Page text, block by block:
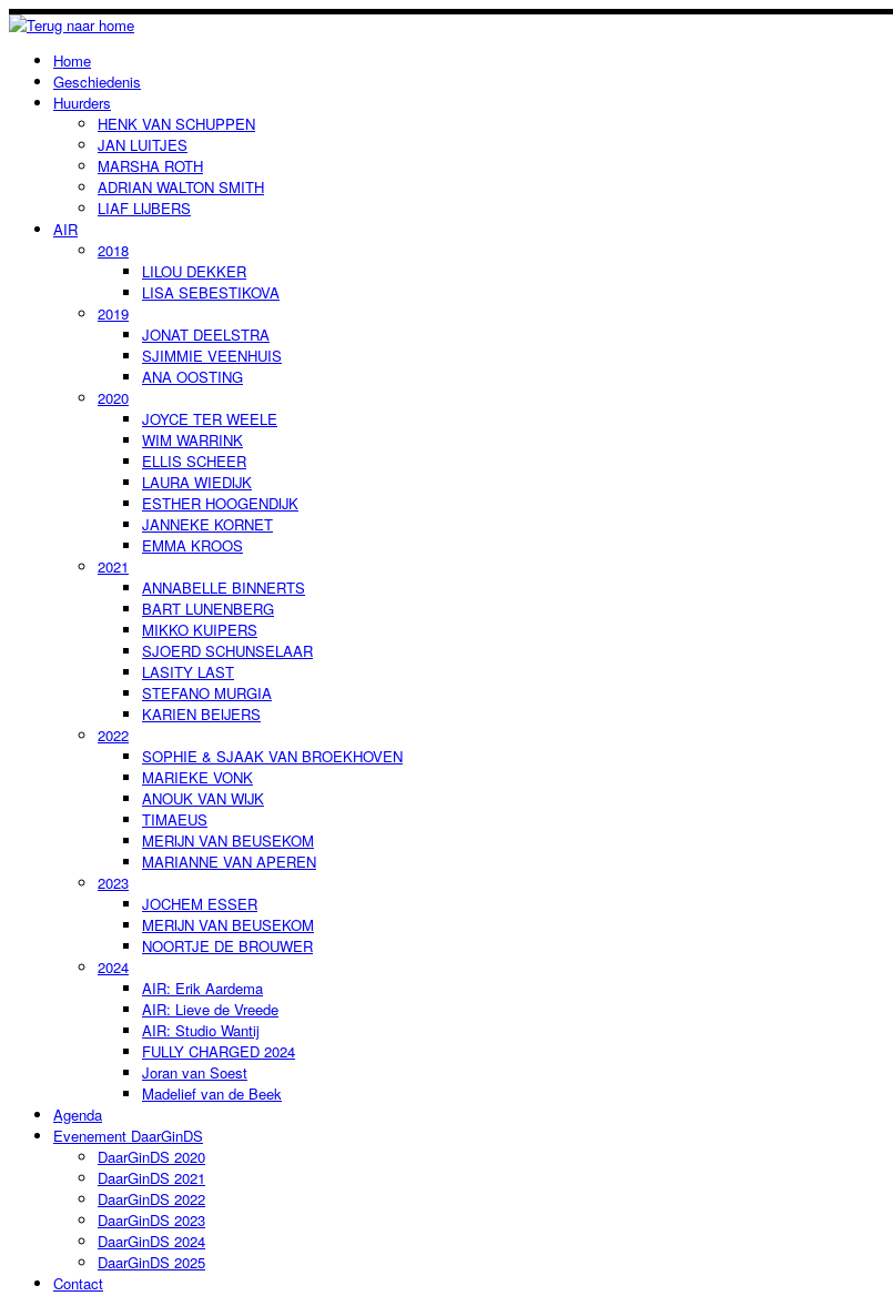
Home
Geschiedenis
Huurders
HENK VAN SCHUPPEN
JAN LUITJES
MARSHA ROTH
ADRIAN WALTON SMITH
LIAF LIJBERS
AIR
2018
LILOU DEKKER
LISA SEBESTIKOVA
2019
JONAT DEELSTRA
SJIMMIE VEENHUIS
ANA OOSTING
2020
JOYCE TER WEELE
WIM WARRINK
ELLIS SCHEER
LAURA WIEDIJK
ESTHER HOOGENDIJK
JANNEKE KORNET
EMMA KROOS
2021
ANNABELLE BINNERTS
BART LUNENBERG
MIKKO KUIPERS
SJOERD SCHUNSELAAR
LASITY LAST
STEFANO MURGIA
KARIEN BEIJERS
2022
SOPHIE & SJAAK VAN BROEKHOVEN
MARIEKE VONK
ANOUK VAN WIJK
TIMAEUS
MERIJN VAN BEUSEKOM
MARIANNE VAN APEREN
2023
JOCHEM ESSER
MERIJN VAN BEUSEKOM
NOORTJE DE BROUWER
2024
AIR: Erik Aardema
AIR: Lieve de Vreede
AIR: Studio Wantij
FULLY CHARGED 2024
Joran van Soest
Madelief van de Beek
Agenda
Evenement DaarGinDS
DaarGinDS 2020
DaarGinDS 2021
DaarGinDS 2022
DaarGinDS 2023
DaarGinDS 2024
DaarGinDS 2025
Contact